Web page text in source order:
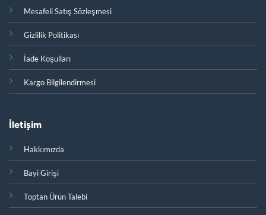
Mesafeli Satış Sözleşmesi
Gizlilik Politikası
İade Koşulları
Kargo Bilgilendirmesi
İletişim
Hakkımızda
Bayi Girişi
Toptan Ürün Talebi